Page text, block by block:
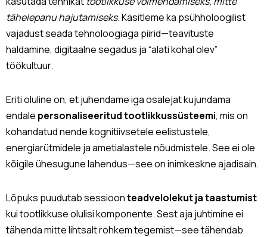
tähelepanu hajutamiseks. Käsitleme ka psühholoogilist
vajadust seada tehnoloogiaga piirid—teavituste
haldamine, digitaalne segadus ja “alati kohal olev”
töökultuur.
Eriti oluline on, et juhendame iga osalejat kujundama
endale personaliseeritud tootlikkussüsteemi, mis on
kohandatud nende kognitiivsetele eelistustele,
energiarütmidele ja ametialastele nõudmistele. See ei ole
kõigile ühesugune lahendus—see on inimkeskne ajadisain.
Lõpuks puudutab sessioonteadvelolekut ja taastumist
kui tootlikkuse olulisi komponente. Sest aja juhtimine ei
tähenda mitte lihtsalt rohkem tegemist—see tähendab